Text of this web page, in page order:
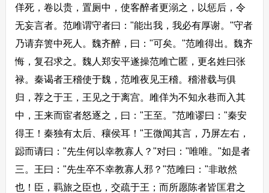
佯死，卷以贵，置厕中，使客醉者更溺之，以惩后，令
无妄言者。范雎谓守者曰："能出我，我必有厚谢。"守者
乃请弃箦中死人。魏齐醉，曰："可矣。"范雎得出。魏齐
悔，复召求之。魏人郑安平遂操范雎亡匿，更名姓曰张
禄。秦谒者王稽使于魏，范雎夜见王稽。稽潜载与俱
归，荐之于王，王见之于离宫。雎佯为不知永巷而入其
中，王来而宦者怒逐之，曰："王至。"范雎谬曰："秦安
得王！秦独有太后、穰侯耳！"王微闻其言，乃屏左右，
跽而请曰："先生何以幸教寡人？"对曰："唯唯。"如是者
三。王曰："先生卒不幸教寡人邪？"范雎曰："非敢然
也！臣，羁旅之臣也，交疏于王；而所愿陈者皆匡君之